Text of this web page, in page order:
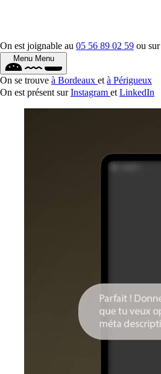
On est joignable au 05 56 89 02 59 ou sur
Menu Menu
On se trouve à Bordeaux et à Périgueux
On est présent surInstagram et LinkedIn